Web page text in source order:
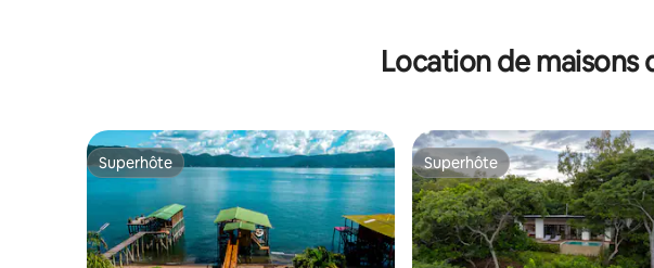
Location de maisons
Superhôte
Superhôte Superhôte
Superhôte